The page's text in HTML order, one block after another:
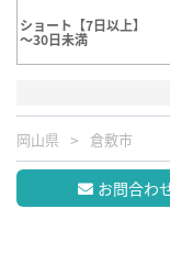
ショート【7日以上】
～30日未満
岡山県 倉敷市
お問合わ